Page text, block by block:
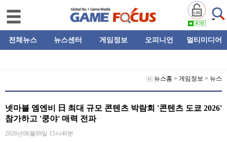
전체뉴스 뉴스센터 게임정보 오피니언 멀티미디어
뉴스홈 > 게임정보 > 뉴스
넷마블 엠엔비 日 최대 규모 콘텐츠 박람회 '콘텐츠 도쿄 2026'
참가하고 '쿵야' 매력 전파
2026년06월09일 15시40분